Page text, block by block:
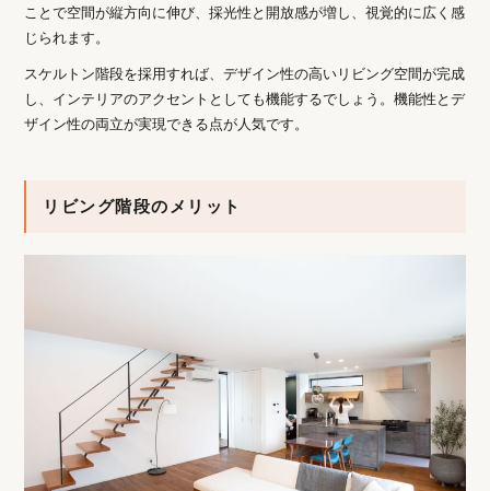
ことで空間が縦方向に伸び、採光性と開放感が増し、視覚的に広く感
じられます。
スケルトン階段を採用すれば、デザイン性の高いリビング空間が完成
し、インテリアのアクセントとしても機能するでしょう。機能性とデ
ザイン性の両立が実現できる点が人気です。
リビング階段のメリット